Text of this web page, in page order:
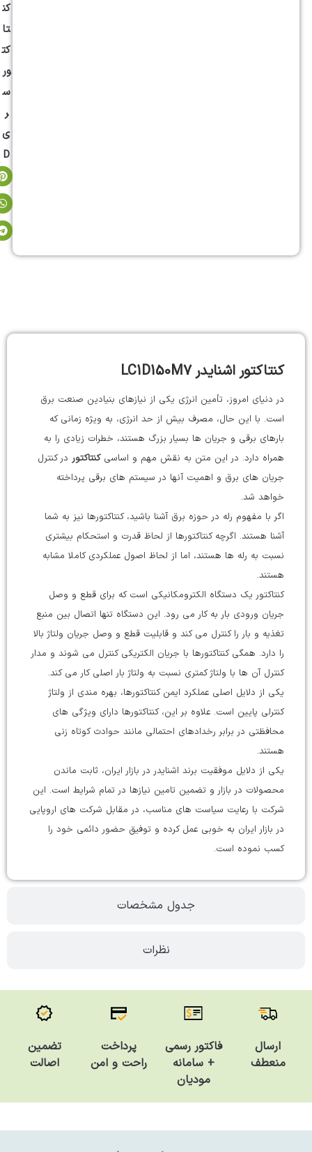
کن
تا
کت
ور
س
ر
ی
D
جدول مشخصات
نظرات
کنتاکتور اشنایدر LC1D150M7
در دنیای امروز، تأمین انرژی یکی از نیازهای بنیادین صنعت برق
است. با این حال، مصرف بیش از حد انرژی، به ویژه زمانی که
بارهای برقی و جریان ها بسیار بزرگ هستند، خطرات زیادی را به
همراه دارد. در این متن به نقش مهم و اساسیکنتاکتور در کنترل
جریان های برق و اهمیت آنها در سیستم های برقی پرداخته
خواهد شد.
اگر با مفهوم رله در حوزه برق آشنا باشید، کنتاکتورها نیز به شما
آشنا هستند. اگرچه کنتاکتورها از لحاظ قدرت و استحکام بیشتری
نسبت به رله ها هستند، اما از لحاظ اصول عملکردی کاملا مشابه
هستند.
کنتاکتور یک دستگاه الکترومکانیکی است که برای قطع و وصل
جریان ورودی بار به کار می رود. این دستگاه تنها اتصال بین منبع
تغذیه و بار را کنترل می کند و قابلیت قطع و وصل جریان ولتاژ بالا
را دارد. همگی کنتاکتورها با جریان الکتریکی کنترل می شوند و مدار
کنترل آن ها با ولتاژ کمتری نسبت به ولتاژ بار اصلی کار می کند.
یکی از دلایل اصلی عملکرد ایمن کنتاکتورها، بهره مندی از ولتاژ
کنترلی پایین است. علاوه بر این، کنتاکتورها دارای ویژگی های
محافظتی در برابر رخدادهای احتمالی مانند حوادث کوتاه زنی
هستند.
یکی از دلایل موفقیت برند اشنایدر در بازار ایران، ثابت ماندن
محصولات در بازار و تضمین تامین نیازها در تمام شرایط است. این
شرکت با رعایت سیاست های مناسب، در مقابل شرکت های اروپایی
در بازار ایران به خوبی عمل کرده و توفیق حضور دائمی خود را
کسب نموده است.
ارسال
منعطف
فاکتور رسمی
+ سامانه
مودیان
پرداخت
راحت و امن
تضمین
اصالت